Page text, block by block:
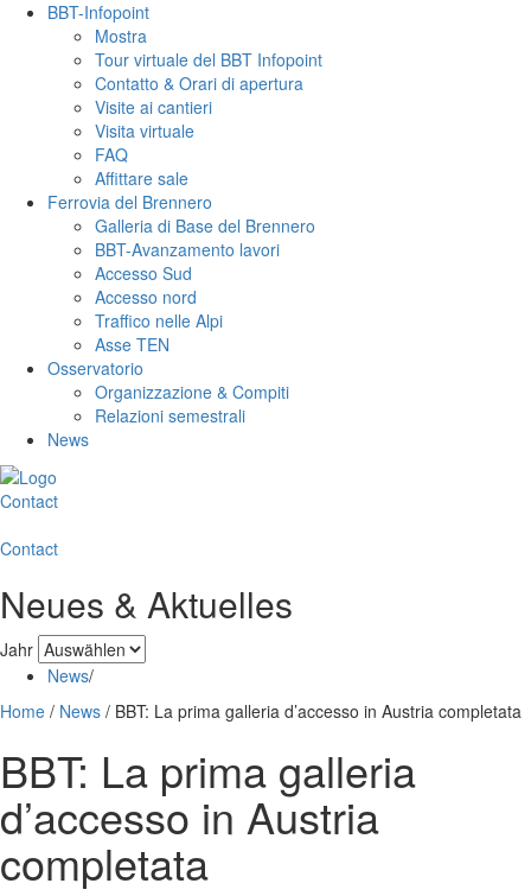
BBT-Infopoint
Mostra
Tour virtuale del BBT Infopoint
Contatto & Orari di apertura
Visite ai cantieri
Visita virtuale
FAQ
Affittare sale
Ferrovia del Brennero
Galleria di Base del Brennero
BBT-Avanzamento lavori
Accesso Sud
Accesso nord
Traffico nelle Alpi
Asse TEN
Osservatorio
Organizzazione & Compiti
Relazioni semestrali
News
Contact
Contact
Neues & Aktuelles
Jahr
News/
Home / News / BBT: La prima galleria d’accesso in Austria completata
BBT: La prima galleria
d’accesso in Austria
completata